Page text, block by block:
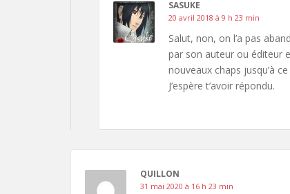
SASUKE
20 avril 2018 à 9 h 23 min
Salut, non, on l’a pas
par son auteur ou éditeur
nouveaux chaps jusqu’à
J’espère t’avoir répondu.
QUILLON
31 mai 2020 à 16 h 23 min